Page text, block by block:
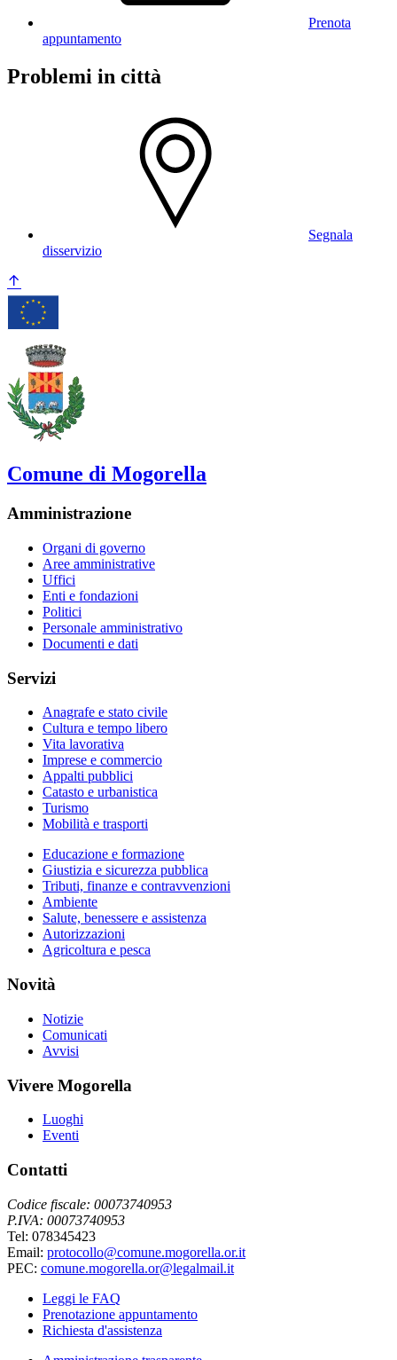
Prenota
appuntamento
Problemi in città
Segnala
disservizio
Comune di Mogorella
Amministrazione
Organi di governo
Aree amministrative
Uffici
Enti e fondazioni
Politici
Personale amministrativo
Documenti e dati
Servizi
Anagrafe e stato civile
Cultura e tempo libero
Vita lavorativa
Imprese e commercio
Appalti pubblici
Catasto e urbanistica
Turismo
Mobilità e trasporti
Educazione e formazione
Giustizia e sicurezza pubblica
Tributi, finanze e contravvenzioni
Ambiente
Salute, benessere e assistenza
Autorizzazioni
Agricoltura e pesca
Novità
Notizie
Comunicati
Avvisi
Vivere Mogorella
Luoghi
Eventi
Contatti
Codice fiscale: 00073740953
P.IVA: 00073740953
Tel: 078345423
Email: protocollo@comune.mogorella.or.it
PEC: comune.mogorella.or@legalmail.it
Leggi le FAQ
Prenotazione appuntamento
Richiesta d'assistenza